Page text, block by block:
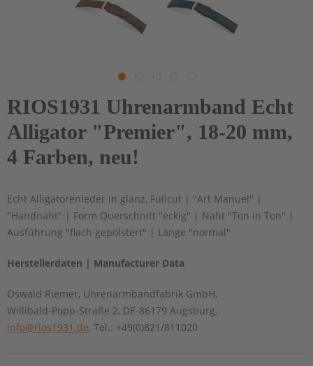
RIOS1931 Uhrenarmband Echt
Alligator "Premier", 18-20 mm,
4 Farben, neu!
Echt Alligatorenleder in glanz, Fullcut | "Art Manuel" |
"Handnaht" | Form Querschnitt "eckig" | Naht "Ton in Ton" |
Ausführung "flach gepolstert" | Länge "normal"
Herstellerdaten | Manufacturer Data
Oswald Riemer, Uhrenarmbandfabrik GmbH,
Willibald-Popp-Straße 2, DE-86179 Augsburg,
info@rios1931.de, Tel.: +49(0)821/811020